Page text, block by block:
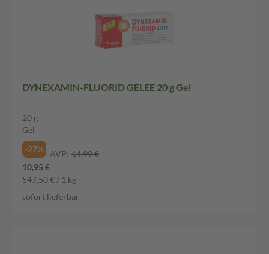
DYNEXAMIN-FLUORID GELEE 20 g Gel
20 g
Gel
-27%
AVP: 14,99 €
10,95 €
547,50 € / 1 kg
sofort lieferbar